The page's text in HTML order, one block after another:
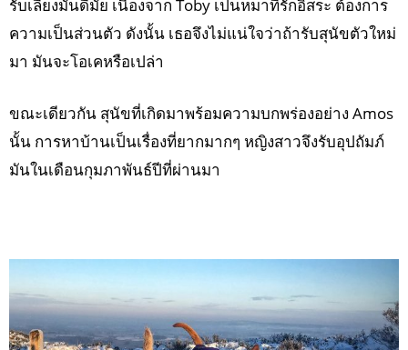
รับเลี้ยงมันดีมั้ย เนื่องจาก Toby เป็นหมาที่รักอิสระ ต้องการ
ความเป็นส่วนตัว ดังนั้น เธอจึงไม่แน่ใจว่าถ้ารับสุนัขตัวใหม่
มา มันจะโอเคหรือเปล่า
ขณะเดียวกัน สุนัขที่เกิดมาพร้อมความบกพร่องอย่าง Amos
นั้น การหาบ้านเป็นเรื่องที่ยากมากๆ หญิงสาวจึงรับอุปถัมภ์
มันในเดือนกุมภาพันธ์ปีที่ผ่านมา